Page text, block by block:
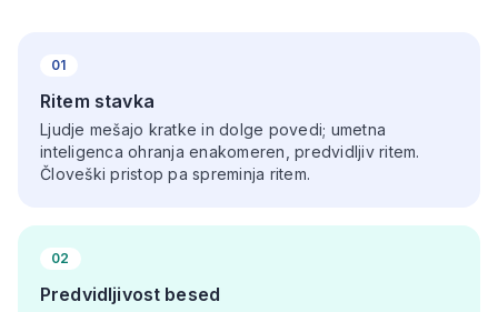
01
Ritem stavka
Ljudje mešajo kratke in dolge povedi; umetna
inteligenca ohranja enakomeren, predvidljiv ritem.
Človeški pristop pa spreminja ritem.
02
Predvidljivost besed